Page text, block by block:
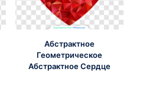
Абстрактное
Геометрическое
Абстрактное Сердце